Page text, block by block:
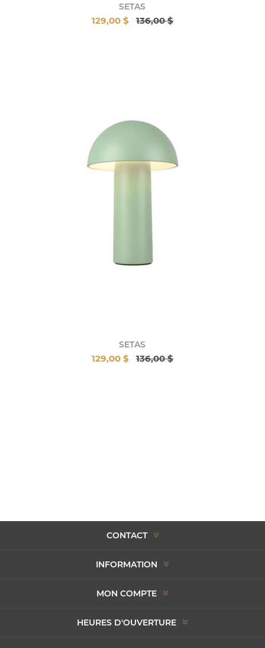
SETAS
129,00 $ 136,00 $
SETAS
129,00 $ 136,00 $
CONTACT
INFORMATION
MON COMPTE
HEURES D'OUVERTURE